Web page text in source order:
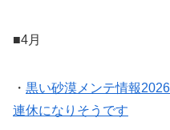
■4月
・ 黒い砂漠メンテ情報
連休になりそうです